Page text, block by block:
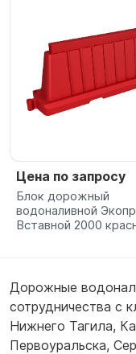
Цена по запросу
Блок дорожный
водоналивной
Вставной 2000
Дорожные
сотрудничества с
Нижнего Тагила,
Первоуральска,